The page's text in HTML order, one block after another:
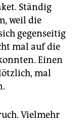
Ständig
weil die
gegenseitig
mal auf die
Einen
mal
Vielmehr